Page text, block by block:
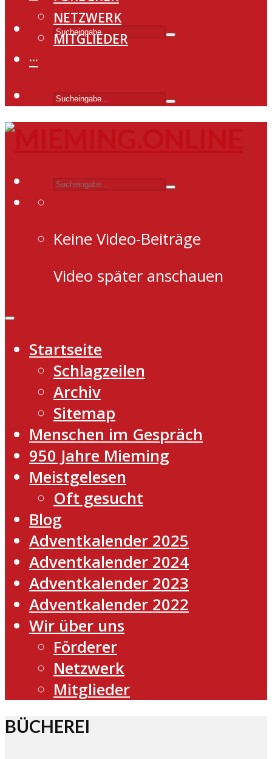
NETZWERK
MITGLIEDER
···
Keine Video-Beiträge
Video später anschauen
Startseite
Schlagzeilen
Archiv
Sitemap
Menschen im Gespräch
950 Jahre Mieming
Meistgelesen
Oft gesucht
Blog
Adventkalender 2025
Adventkalender 2024
Adventkalender 2023
Adventkalender 2022
Wir über uns
Förderer
Netzwerk
Mitglieder
BÜCHEREI